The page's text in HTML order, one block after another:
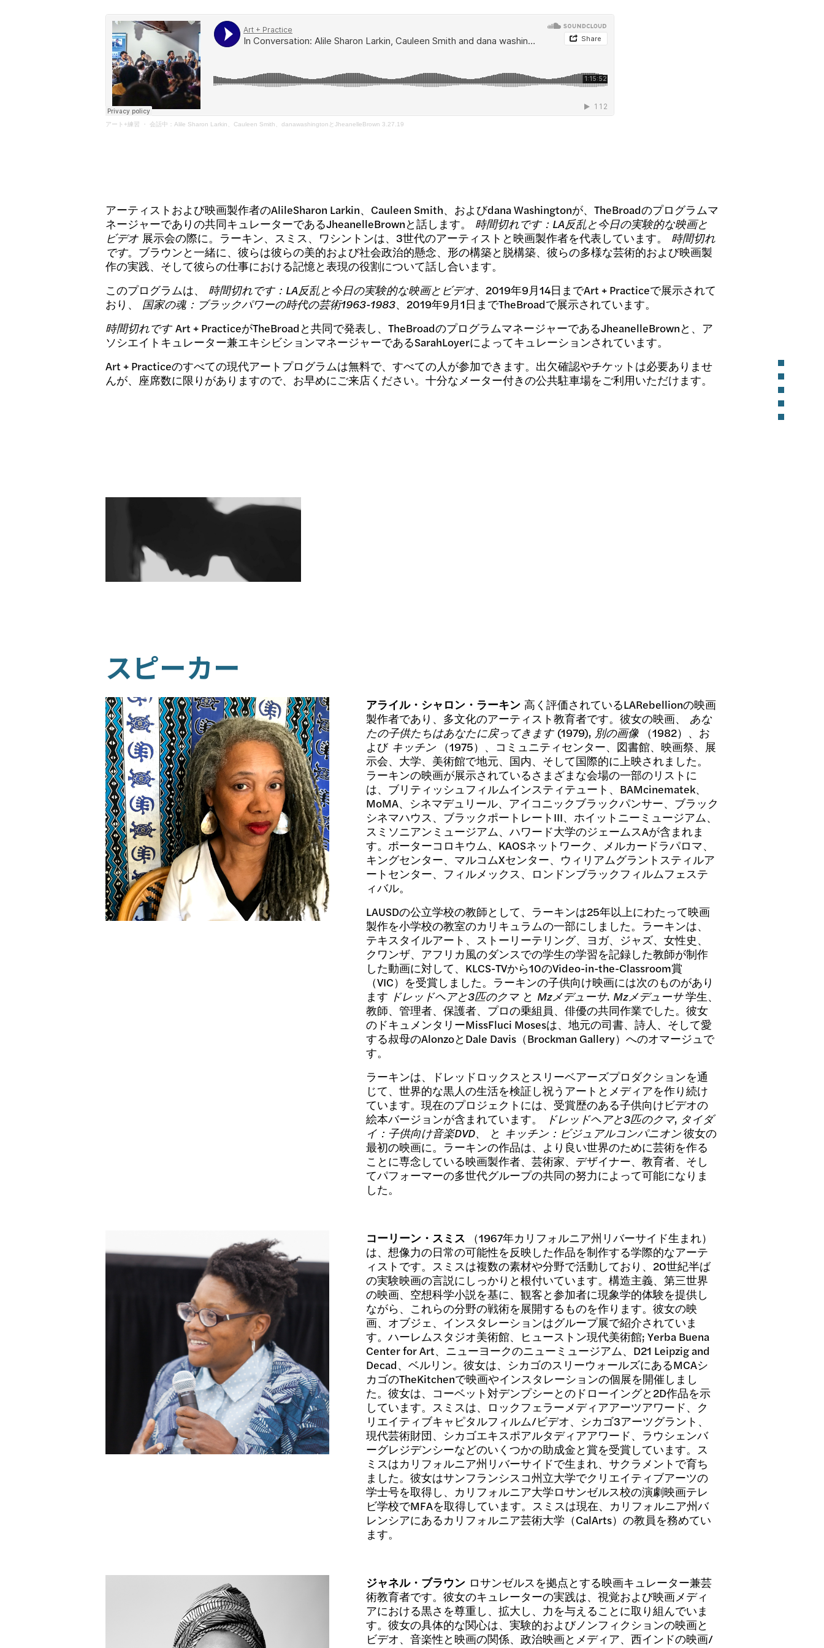
アート+練習 ・ 会話中：Alile Sharon Larkin、Cauleen Smith、danawashingtonとJheanelleBrown 3.27.19
アーティストおよび映画製作者のAlileSharon Larkin、Cauleen Smith、およびdana Washingtonが、TheBroadのプログラムマ
ネージャーでありの共同キュレーターであるJheanelleBrownと話します。 時間切れです：LA反乱と今日の実験的な映画と
ビデオ展示会の際に。ラーキン、スミス、ワシントンは、3世代のアーティストと映画製作者を代表しています。 時間切れ
です。ブラウンと一緒に、彼らは彼らの美的および社会政治的懸念、形の構築と脱構築、彼らの多様な芸術的および映画製
作の実践、そして彼らの仕事における記憶と表現の役割について話し合います。
このプログラムは、 時間切れです：LA反乱と今日の実験的な映画とビデオ、2019年9月14日までArt + Practiceで展示されて
おり、 国家の魂：ブラックパワーの時代の芸術1963-1983、2019年9月1日までTheBroadで展示されています。
時間切れですArt + PracticeがTheBroadと共同で発表し、TheBroadのプログラムマネージャーであるJheanelleBrownと、ア
ソシエイトキュレーター兼エキシビションマネージャーであるSarahLoyerによってキュレーションされています。
Art + Practiceのすべての現代アートプログラムは無料で、すべての人が参加できます。出欠確認やチケットは必要ありませ
んが、座席数に限りがありますので、お早めにご来店ください。十分なメーター付きの公共駐車場をご利用いただけます。
スピーカー
アライル・シャロン・ラーキン高く評価されているLARebellionの映画
製作者であり、多文化のアーティスト教育者です。彼女の映画、 あな
たの子供たちはあなたに戻ってきます(1979), 別の画像（1982）、お
よび キッチン（1975）、コミュニティセンター、図書館、映画祭、展
示会、大学、美術館で地元、国内、そして国際的に上映されました。
ラーキンの映画が展示されているさまざまな会場の一部のリストに
は、ブリティッシュフィルムインスティテュート、BAMcinematek、
MoMA、シネマデュリール、アイコニックブラックパンサー、ブラック
シネマハウス、ブラックポートレートIII、ホイットニーミュージアム、
スミソニアンミュージアム、ハワード大学のジェームスAが含まれま
す。ポーターコロキウム、KAOSネットワーク、メルカードラパロマ、
キングセンター、マルコムXセンター、ウィリアムグラントスティルア
ートセンター、フィルメックス、ロンドンブラックフィルムフェステ
ィバル。
LAUSDの公立学校の教師として、ラーキンは25年以上にわたって映画
製作を小学校の教室のカリキュラムの一部にしました。ラーキンは、
テキスタイルアート、ストーリーテリング、ヨガ、ジャズ、女性史、
クワンザ、アフリカ風のダンスでの学生の学習を記録した教師が制作
した動画に対して、KLCS-TVから10のVideo-in-the-Classroom賞
（VIC）を受賞しました。ラーキンの子供向け映画には次のものがあり
ます ドレッドヘアと3匹のクマと Mzメデューサ. Mzメデューサ学生、
教師、管理者、保護者、プロの乗組員、俳優の共同作業でした。彼女
のドキュメンタリーMissFluci Mosesは、地元の司書、詩人、そして愛
する叔母のAlonzoとDale Davis（Brockman Gallery）へのオマージュで
す。
ラーキンは、ドレッドロックスとスリーベアーズプロダクションを通
じて、世界的な黒人の生活を検証し祝うアートとメディアを作り続け
ています。現在のプロジェクトには、受賞歴のある子供向けビデオの
絵本バージョンが含まれています。
ドレッドヘアと3匹のクマ, タイダ
イ：子供向け音楽DVD、
と キッチン：ビジュアルコンパニオン彼女の
最初の映画に。ラーキンの作品は、より良い世界のために芸術を作る
ことに専念している映画製作者、芸術家、デザイナー、教育者、そし
てパフォーマーの多世代グループの共同の努力によって可能になりま
した。
コーリーン・スミス （1967年カリフォルニア州リバーサイド生まれ）
は、想像力の日常の可能性を反映した作品を制作する学際的なアーテ
ィストです。スミスは複数の素材や分野で活動しており、20世紀半ば
の実験映画の言説にしっかりと根付いています。構造主義、第三世界
の映画、空想科学小説を基に、観客と参加者に現象学的体験を提供し
ながら、これらの分野の戦術を展開するものを作ります。彼女の映
画、オブジェ、インスタレーションはグループ展で紹介されていま
す。ハーレムスタジオ美術館、ヒューストン現代美術館; Yerba Buena
Center for Art、ニューヨークのニューミュージアム、D21 Leipzig and
Decad、ベルリン。彼女は、シカゴのスリーウォールズにあるMCAシ
カゴのTheKitchenで映画やインスタレーションの個展を開催しまし
た。彼女は、コーベット対デンプシーとのドローイングと2D作品を示
しています。スミスは、ロックフェラーメディアアーツアワード、ク
リエイティブキャピタルフィルム/ビデオ、シカゴ3アーツグラント、
現代芸術財団、シカゴエキスポアルタディアアワード、ラウシェンバ
ーグレジデンシーなどのいくつかの助成金と賞を受賞しています。ス
ミスはカリフォルニア州リバーサイドで生まれ、サクラメントで育ち
ました。彼女はサンフランシスコ州立大学でクリエイティブアーツの
学士号を取得し、カリフォルニア大学ロサンゼルス校の演劇映画テレ
ビ学校でMFAを取得しています。スミスは現在、カリフォルニア州バ
レンシアにあるカリフォルニア芸術大学（CalArts）の教員を務めてい
ます。
ジャネル・ブラウンロサンゼルスを拠点とする映画キュレーター兼芸
術教育者です。彼女のキュレーターの実践は、視覚および映画メディ
アにおける黒さを尊重し、拡大し、力を与えることに取り組んでいま
す。彼女の具体的な関心は、実験的およびノンフィクションの映画と
ビデオ、音楽性と映画の関係、政治映画とメディア、西インドの映画/